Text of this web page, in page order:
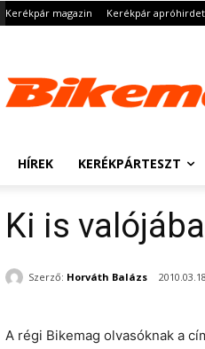
Kerékpár magazin Kerékpár
HÍREK KERÉKPÁRTESZT
Ki is
Szerző: Horváth Balázs
A régi Bikemag olvasóknak a